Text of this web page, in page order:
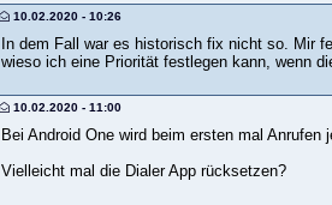
10.02.2020 - 10:26
In dem Fall war es historisch fix nicht so. Mir
wieso ich eine Priorität festlegen kann, wenn
10.02.2020 - 11:00
Bei Android One wird beim ersten mal Anrufen
Vielleicht mal die Dialer App rücksetzen?